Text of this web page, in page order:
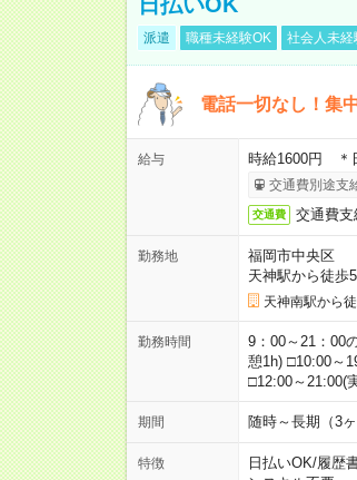
派遣 職種未経験OK 社会人未経
電話一切なし！集
給与 時給1600円 ＊
交通費別途支
交通費 交通費支
勤務地
福岡市中央区
天神駅から徒歩
天神南駅から
勤務時間
9：00～21：00
憩1h) □10:00～
□12:00～21:00(
期間 随時～長期（3
特徴 日払いOK/履歴